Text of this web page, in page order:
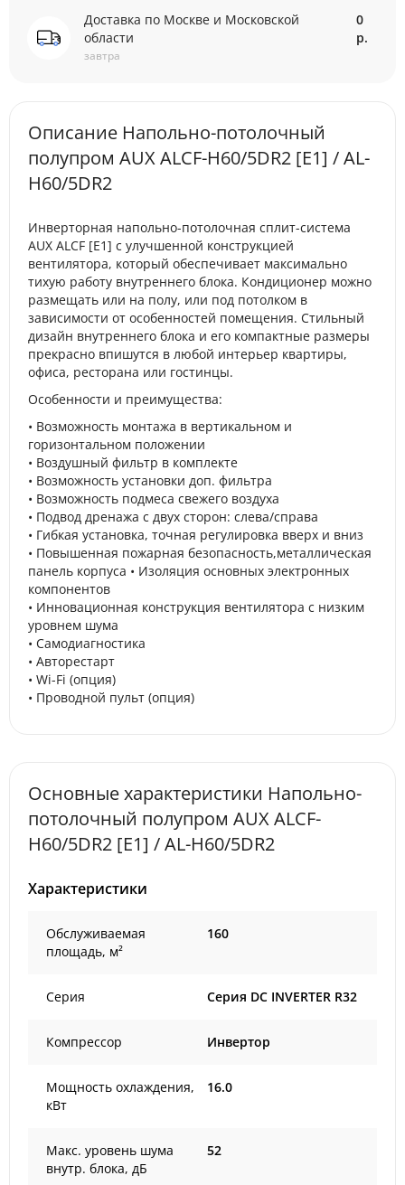
Доставка по Москве и Московской
области
завтра
0
р.
Описание Напольно-потолочный
полупром AUX ALCF-H60/5DR2 [E1] / AL-
H60/5DR2
Инверторная напольно-потолочная сплит-система
AUX ALCF [E1] с улучшенной конструкцией
вентилятора, который обеспечивает максимально
тихую работу внутреннего блока. Кондиционер можно
размещать или на полу, или под потолком в
зависимости от особенностей помещения. Стильный
дизайн внутреннего блока и его компактные размеры
прекрасно впишутся в любой интерьер квартиры,
офиса, ресторана или гостинцы.
Особенности и преимущества:
• Возможность монтажа в вертикальном и
горизонтальном положении
• Воздушный фильтр в комплекте
• Возможность установки доп. фильтра
• Возможность подмеса свежего воздуха
• Подвод дренажа с двух сторон: слева/справа
• Гибкая установка, точная регулировка вверх и вниз
• Повышенная пожарная безопасность,металлическая
панель корпуса • Изоляция основных электронных
компонентов
• Инновационная конструкция вентилятора с низким
уровнем шума
• Самодиагностика
• Авторестарт
• Wi-Fi (опция)
• Проводной пульт (опция)
Основные характеристики Напольно-
потолочный полупром AUX ALCF-
H60/5DR2 [E1] / AL-H60/5DR2
Характеристики
Обслуживаемая
площадь, м²
160
Серия Серия DC INVERTER R32
Компрессор Инвертор
Мощность охлаждения,
кВт
16.0
Макс. уровень шума
внутр. блока, дБ
52